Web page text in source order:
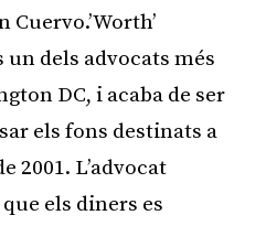
dels advocats més
DC, i acaba de ser
els fons destinats a
2001. L’advocat
els diners es